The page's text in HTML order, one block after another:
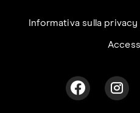
Informativa sulla privacy